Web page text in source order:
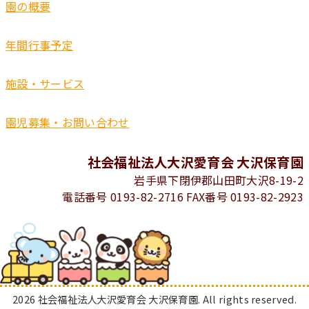
園の概要
年間行事予定
施設・サービス
園児募集・お問い合わせ
社会福祉法人大沢愛育会 大沢保育園
岩手県下閉伊郡山田町大沢8-19-2
電話番号 0193-82-2716 FAX番号 0193-82-2923
2026 社会福祉法人大沢愛育会 大沢保育園. All rights reserved.